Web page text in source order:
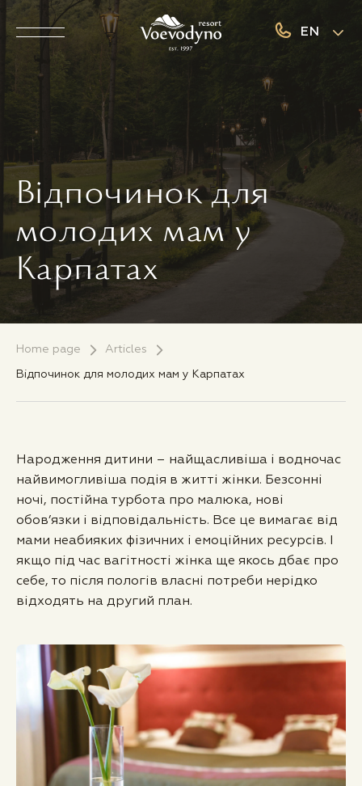
EN
Відпочинок для
молодих мам у
Карпатах
Home page Articles
Відпочинок для молодих мам у Карпатах
Народження дитини – найщасливіша і водночас
найвимогливіша подія в житті жінки. Безсонні
ночі, постійна турбота про малюка, нові
обов’язки і відповідальність. Все це вимагає від
мами неабияких фізичних і емоційних ресурсів. І
якщо під час вагітності жінка ще якось дбає про
себе, то після пологів власні потреби нерідко
відходять на другий план.